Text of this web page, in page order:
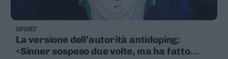
SPORT
La versione dell’autorità antidoping:
«Sinner sospeso due volte, ma ha fatto